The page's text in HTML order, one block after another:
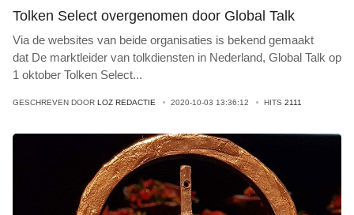
Tolken Select overgenomen door Global Talk
Via de websites van beide organisaties is bekend gemaakt
dat De marktleider van tolkdiensten in Nederland, Global Talk op
1 oktober Tolken Select...
GESCHREVEN DOOR LOZ REDACTIE 2020-10-03 13:36:12 HITS 2111